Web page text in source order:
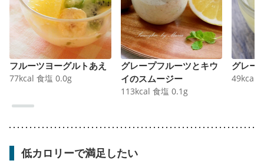
フルーツヨーグルトあえ
77kcal 食塩 0.0g
グレープフルーツとキウ
イのスムージー
113kcal 食塩 0.1 g
グレー
49kcal
低カロリーで満足したい